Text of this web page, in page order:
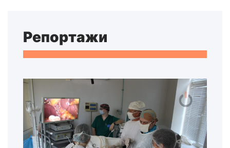
Репортажи